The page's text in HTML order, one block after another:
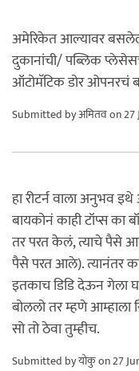
अमेरिकेत आल्यावर
दुकानांची/ पब्लिक
ऑटोमॅटिक डोर ओपनरचं
Submitted byअमितवon 27
हा रीटर्न वाला अनुभव
बायकोनं काही टॉप्स का
तर परत केलं, त्याचे पैसे
पैसे परत आले). त्यानंतर
इतकाच डिडि देऊन गेला
बोललो तर म्हणे आम्हाला
सो तो ठेवा तुम्हीच.
Submitted byयोकुon 27